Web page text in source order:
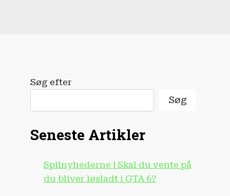
Søg efter
Søg
Seneste Artikler
Spilnyhederne | Skal du vente på
du bliver løsladt i GTA 6?